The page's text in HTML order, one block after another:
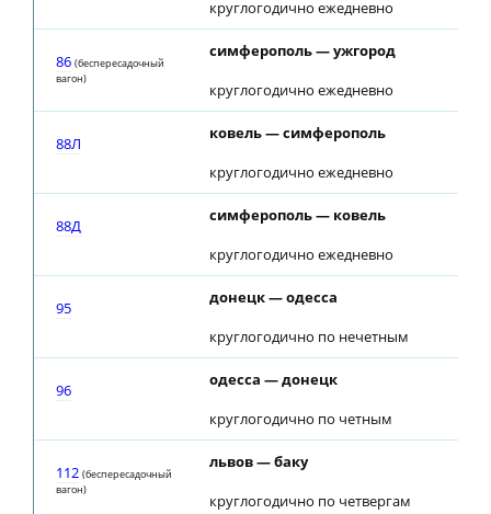
круглогодично ежедневно
86 (беспересадочный
вагон)
симферополь — ужгород
круглогодично ежедневно
88Л
ковель — симферополь
круглогодично ежедневно
88Д
симферополь — ковель
круглогодично ежедневно
95
донецк — одесса
круглогодично по нечетным
96
одесса — донецк
круглогодично по четным
112 (беспересадочный
вагон)
львов — баку
круглогодично по четвергам